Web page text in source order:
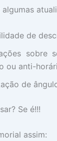
de
sobre
ou anti-
de
Se é!!!
assim: